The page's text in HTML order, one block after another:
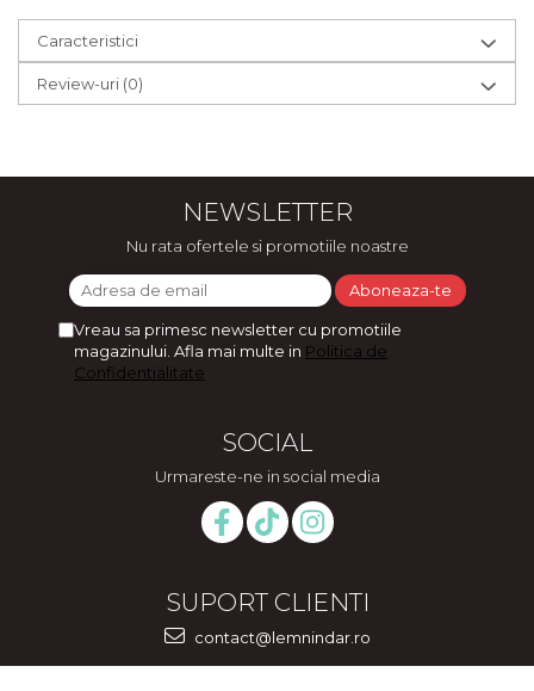
Caracteristici
Review-uri (0)
NEWSLETTER
Nu rata ofertele si promotiile noastre
Vreau sa primesc newsletter cu promotiile
magazinului. Afla mai multe in Politica de
Confidentialitate
SOCIAL
Urmareste-ne in social media
SUPORT CLIENTI
contact@lemnindar.ro